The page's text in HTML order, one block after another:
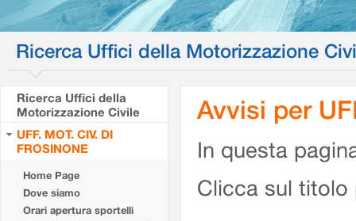
Ricerca Uffici della Motorizzazione
Ricerca Uffici della
Motorizzazione Civile
UFF. MOT. CIV. DI
FROSINONE
Home Page
Dove siamo
Orari apertura sportelli
Avvisi per
In questa
Clicca sul titolo